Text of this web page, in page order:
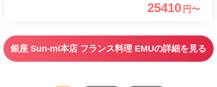
ルデザート付となります。素敵なひとと
25410 円〜
銀座 Sun‐mi本店 フランス料理 EMUの詳細を見る